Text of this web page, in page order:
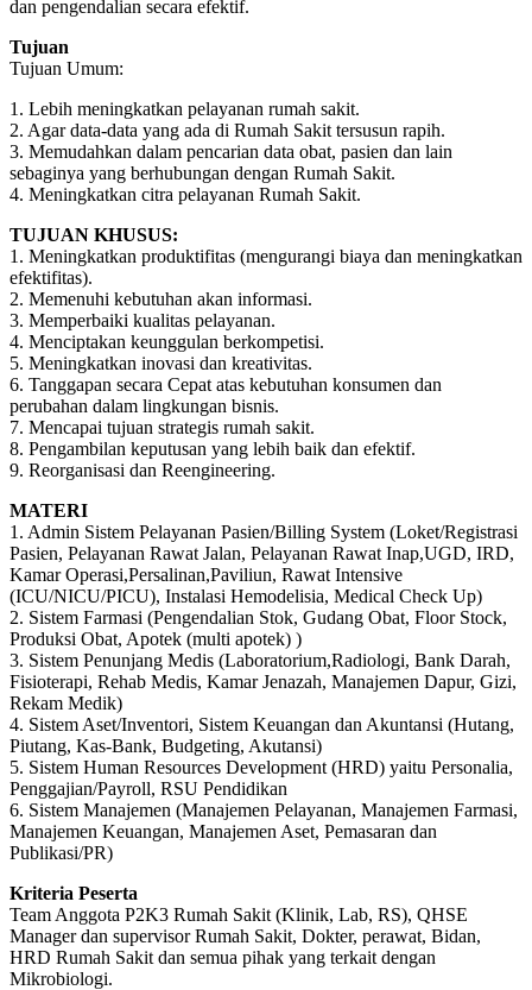
dan pengendalian secara efektif.
Tujuan
Tujuan Umum:
1. Lebih meningkatkan pelayanan rumah sakit.
2. Agar data-data yang ada di Rumah Sakit tersusun rapih.
3. Memudahkan dalam pencarian data obat, pasien dan lain
sebaginya yang berhubungan dengan Rumah Sakit.
4. Meningkatkan citra pelayanan Rumah Sakit.
TUJUAN KHUSUS:
1. Meningkatkan produktifitas (mengurangi biaya dan meningkatkan
efektifitas).
2. Memenuhi kebutuhan akan informasi.
3. Memperbaiki kualitas pelayanan.
4. Menciptakan keunggulan berkompetisi.
5. Meningkatkan inovasi dan kreativitas.
6. Tanggapan secara Cepat atas kebutuhan konsumen dan
perubahan dalam lingkungan bisnis.
7. Mencapai tujuan strategis rumah sakit.
8. Pengambilan keputusan yang lebih baik dan efektif.
9. Reorganisasi dan Reengineering.
MATERI
1. Admin Sistem Pelayanan Pasien/Billing System (Loket/Registrasi
Pasien, Pelayanan Rawat Jalan, Pelayanan Rawat Inap,UGD, IRD,
Kamar Operasi,Persalinan,Paviliun, Rawat Intensive
(ICU/NICU/PICU), Instalasi Hemodelisia, Medical Check Up)
2. Sistem Farmasi (Pengendalian Stok, Gudang Obat, Floor Stock,
Produksi Obat, Apotek (multi apotek) )
3. Sistem Penunjang Medis (Laboratorium,Radiologi, Bank Darah,
Fisioterapi, Rehab Medis, Kamar Jenazah, Manajemen Dapur, Gizi,
Rekam Medik)
4. Sistem Aset/Inventori, Sistem Keuangan dan Akuntansi (Hutang,
Piutang, Kas-Bank, Budgeting, Akutansi)
5. Sistem Human Resources Development (HRD) yaitu Personalia,
Penggajian/Payroll, RSU Pendidikan
6. Sistem Manajemen (Manajemen Pelayanan, Manajemen Farmasi,
Manajemen Keuangan, Manajemen Aset, Pemasaran dan
Publikasi/PR)
Kriteria Peserta
Team Anggota P2K3 Rumah Sakit (Klinik, Lab, RS), QHSE
Manager dan supervisor Rumah Sakit, Dokter, perawat, Bidan,
HRD Rumah Sakit dan semua pihak yang terkait dengan
Mikrobiologi.